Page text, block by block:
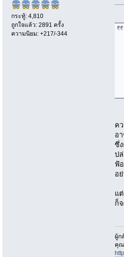
กระทู้: 4,810
ถูกใจแล้ว: 2891 ครั้ง
ความนิยม: +217/-344
ค
อ
ซึ่
ป
ฟ้
อ
แ
ก็
ผู้ก
คุณ